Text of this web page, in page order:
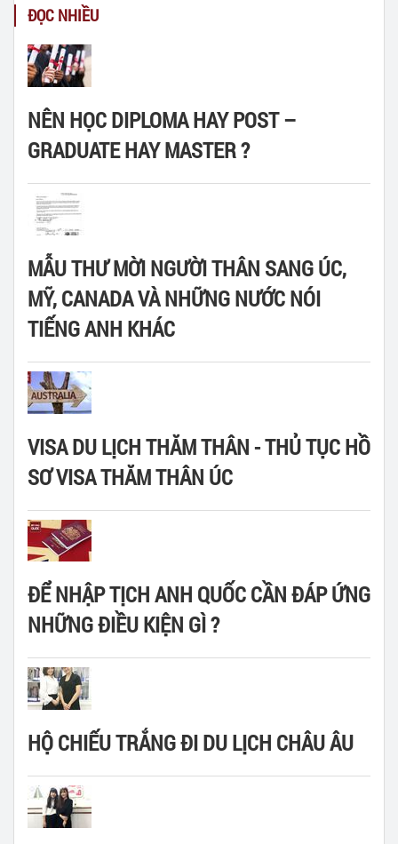
ĐỌC NHIỀU
NÊN HỌC DIPLOMA HAY POST –
GRADUATE HAY MASTER ?
MẪU THƯ MỜI NGƯỜI THÂN SANG ÚC,
MỸ, CANADA VÀ NHỮNG NƯỚC NÓI
TIẾNG ANH KHÁC
VISA DU LỊCH THĂM THÂN - THỦ TỤC HỒ
SƠ VISA THĂM THÂN ÚC
ĐỂ NHẬP TỊCH ANH QUỐC CẦN ĐÁP ỨNG
NHỮNG ĐIỀU KIỆN GÌ ?
HỘ CHIẾU TRẮNG ĐI DU LỊCH CHÂU ÂU